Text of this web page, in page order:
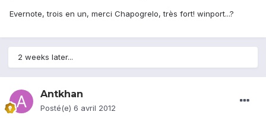
Evernote, trois en un, merci Chapogrelo, très fort! winport...?
2 weeks later...
Antkhan
Posté(e) 6 avril 2012